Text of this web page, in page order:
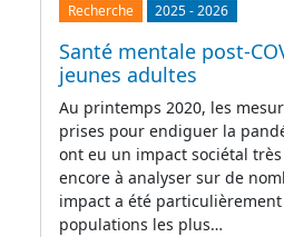
Recherche 2025-2026
Santé mentale post-
jeunes adultes
Au printemps 2020, les
prises pour endiguer la
ont eu un impact sociétal
encore à analyser sur de
impact a été
populations les plus…